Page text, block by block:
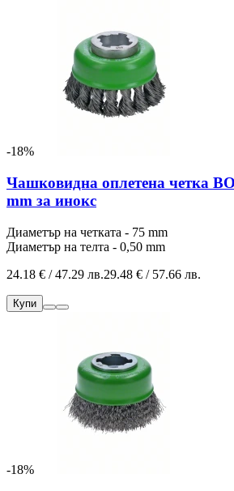
-18%
Чашковидна оплетена четка
mm за инокс
Диаметър на четката - 75 mm
Диаметър на телта - 0,50 mm
24.18 € / 47.29 лв.29.48 € / 57.66 лв.
Купи
-18%